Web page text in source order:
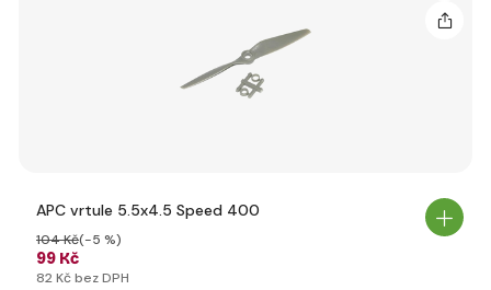
APC vrtule 5.5x4.5 Speed 400
99 Kč
104 Kč(-5 %)
82 Kč bez DPH